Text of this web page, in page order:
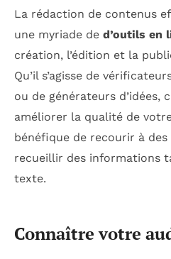
La rédaction de contenus
une myriade de d’outils en
création, l’édition et la
Qu’il s’agisse de
ou de générateurs
améliorer la qualité de
bénéfique de recourir à des
recueillir des informations
texte.
Connaître votre